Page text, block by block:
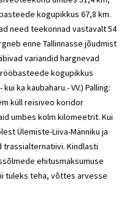
kogupikkus 67,8 km.
need teekonnad vastavalt 54
enne Tallinnasse jõudmist
variandid hargnevad
kogupikkus
ka kaubaharu.- VV.) Palling:
küll reisiveo koridor
umbes kolm kilomeetrit. Kui
Ülemiste-Liiva-Männiku ja
trassialternatiivi. Kindlasti
ehitusmaksumuse
tuleks teha, võttes arvesse